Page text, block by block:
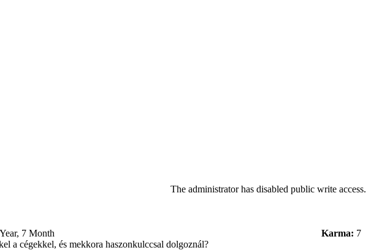
The administrator has disabled public write access.
7 Month Karma: 7
a cégekkel, és mekkora haszonkulccsal dolgoznál?